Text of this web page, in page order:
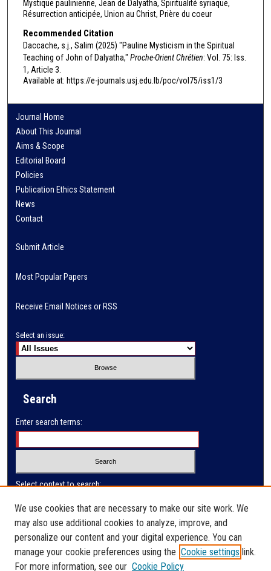
Mystique paulinienne, Jean de Dalyatha, Spiritualité syriaque,
Résurrection anticipée, Union au Christ, Prière du coeur
Recommended Citation
Daccache, s.j., Salim (2025) "Pauline Mysticism in the Spiritual
Teaching of John of Dalyatha," Proche-Orient Chrétien: Vol. 75: Iss.
1, Article 3.
Available at: https://e-journals.usj.edu.lb/poc/vol75/iss1/3
Journal Home
About This Journal
Aims & Scope
Editorial Board
Policies
Publication Ethics Statement
News
Contact
Submit Article
Most Popular Papers
Receive Email Notices or RSS
Select an issue:
Search
Enter search terms:
Select context to search:
Advanced Search
ISSN: 0032-9622
We use cookies that are necessary to make our site work. We
may also use additional cookies to analyze, improve, and
personalize our content and your digital experience. You can
manage your cookie preferences using the Cookie settings link.
For more information, see our Cookie Policy